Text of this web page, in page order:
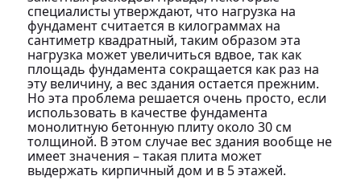
специалисты утверждают, что нагрузка на
фундамент считается в килограммах на
сантиметр квадратный, таким образом эта
нагрузка может увеличиться вдвое, так как
площадь фундамента сокращается как раз на
эту величину, а вес здания остается прежним.
Но эта проблема решается очень просто, если
использовать в качестве фундамента
монолитную бетонную плиту около 30 см
толщиной. В этом случае вес здания вообще не
имеет значения – такая плита может
выдержать кирпичный дом и в 5 этажей.